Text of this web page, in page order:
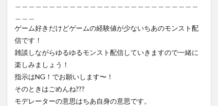
ゲーム好きだけどゲームの経験値が少ないちあのモンスト配
信です！
雑談しながらゆるゆるモンスト配信していきますので一緒に
楽しみましょう！
指示はNG！でお願いします〜！
そのときはごめんね???
モデレーターの意思はちあ自身の意思です。